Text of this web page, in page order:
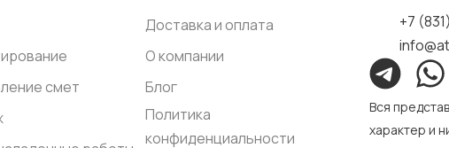
смет
Доставка и оплата
О компании
Блог
Политика
конфиденциальности
+7
Вся
характер и